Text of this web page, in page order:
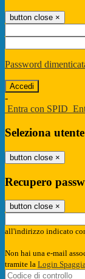
button close ×
Password
-
Entra con SPID
Seleziona utente
button close ×
Recupero
button close ×
all'indirizzo indicato
Non hai una e-mail
tramite la Login